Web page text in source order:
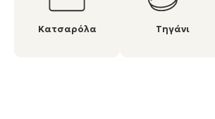
Κατσαρόλα Τηγάνι